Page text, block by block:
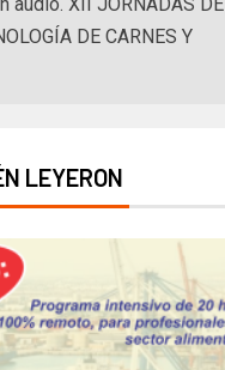
DE CARNES Y
LEYERON